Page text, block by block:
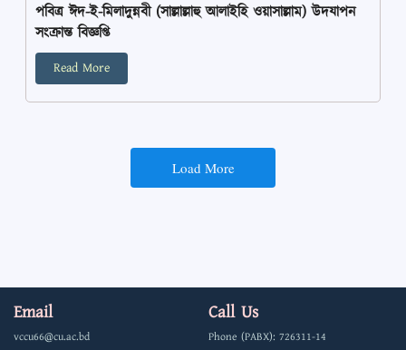
পবিত্র ঈদ-ই-মিলাদুন্নবী (সাল্লাল্লাহু আলাইহি ওয়াসাল্লাম) উদযাপন
সংক্রান্ত বিজ্ঞপ্তি
Read More
Load More
Email
vccu66@cu.ac.bd
Call Us
Phone (PABX): 726311-14